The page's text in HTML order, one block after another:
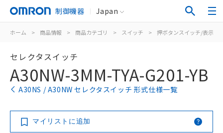
制御機器 Japan
ホーム > 商品情報 > 商品カテゴリ > スイッチ > 押ボタンスイッチ/表示灯
セレクタスイッチ
A30NW-3MM-TYA-G201-YB
A30NS / A30NW セレクタスイッチ 形式仕様一覧
マイリストに追加